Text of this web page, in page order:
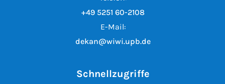
+49 5251 60-2108
E-Mail:
dekan@wiwi.upb.de
Schnellzugriffe